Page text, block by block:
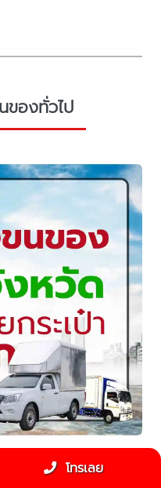
ของทั่วไป
คาถูก ขนของทั่วไทย
โทรเลย